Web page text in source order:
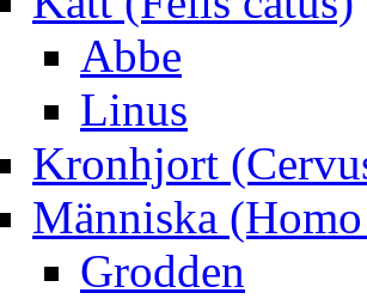
Abbe
Linus
Kronhjort
Människa
Grodden